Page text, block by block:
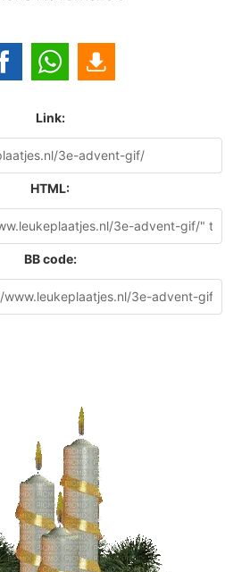
Link:
HTML:
BB code: